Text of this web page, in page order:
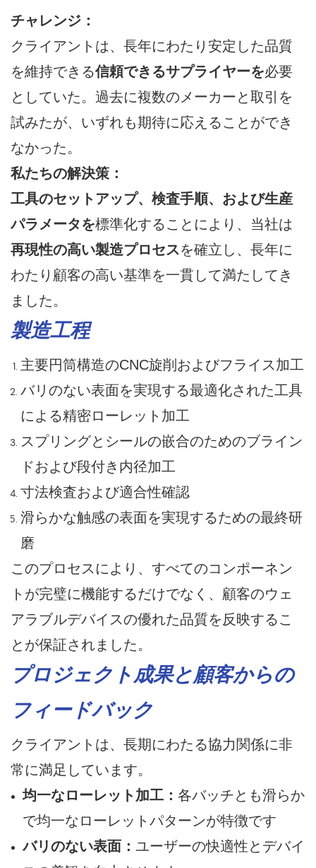
チャレンジ：
クライアントは、長年にわたり安定した品質
を維持できる信頼できるサプライヤーを必要
としていた。過去に複数のメーカーと取引を
試みたが、いずれも期待に応えることができ
なかった。
私たちの解決策：
工具のセットアップ、検査手順、および生産
パラメータを標準化することにより、当社は
再現性の高い製造プロセスを確立し、長年に
わたり顧客の高い基準を一貫して満たしてき
ました。
製造工程
主要円筒構造のCNC旋削およびフライス加工
バリのない表面を実現する最適化された工具
による精密ローレット加工
スプリングとシールの嵌合のためのブライン
ドおよび段付き内径加工
寸法検査および適合性確認
滑らかな触感の表面を実現するための最終研
磨
このプロセスにより、すべてのコンポーネン
トが完璧に機能するだけでなく、顧客のウェ
アラブルデバイスの優れた品質を反映するこ
とが保証されました。
プロジェクト成果と顧客からの
フィードバック
クライアントは、長期にわたる協力関係に非
常に満足しています。
均一なローレット加工： 各バッチとも滑らか
で均一なローレットパターンが特徴です
バリのない表面： ユーザーの快適性とデバイ